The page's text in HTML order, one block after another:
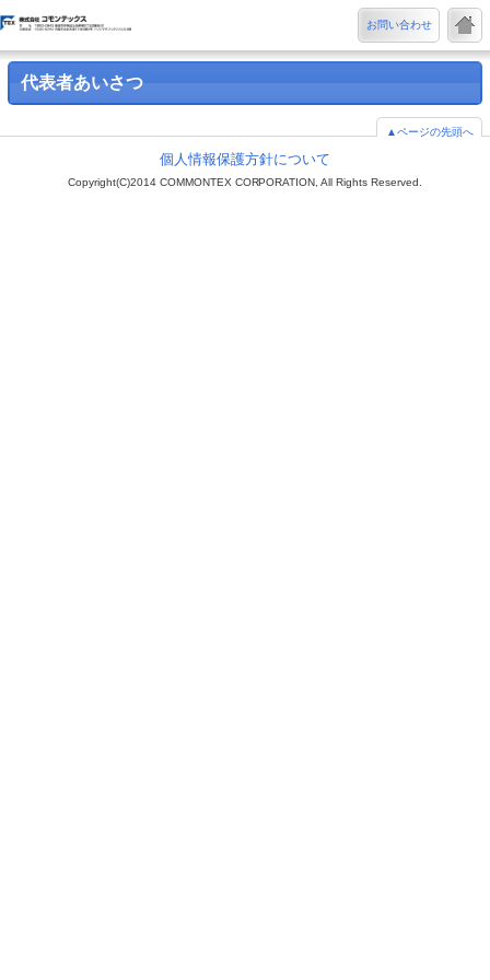
お問い合わせ
代表者あいさつ
▲ページの先頭へ
個人情報保護方針について
Copyright(C)2014 COMMONTEX CORPORATION, All Rights Reserved.